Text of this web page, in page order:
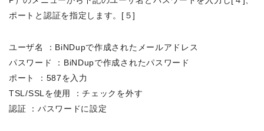
ポートと認証を指定します。[５]
ユーザ名 ：BiNDupで作成されたメールアドレス
パスワード ：BiNDupで作成されたパスワード
ポート ：587を入力
TSL/SSLを使用 ：チェックを外す
認証 ：パスワードに設定